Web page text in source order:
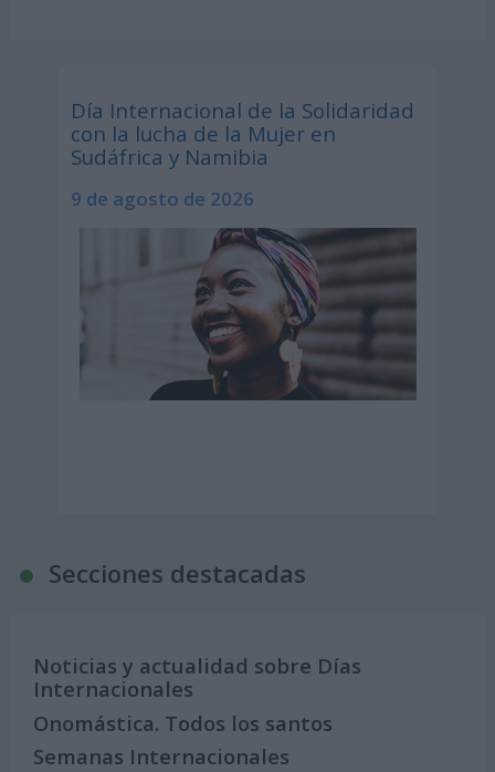
Día Internacional de la Solidaridad
con la lucha de la Mujer en
Sudáfrica y Namibia
9 de agosto de 2026
Secciones destacadas
Noticias y actualidad sobre Días
Internacionales
Onomástica. Todos los santos
Semanas Internacionales